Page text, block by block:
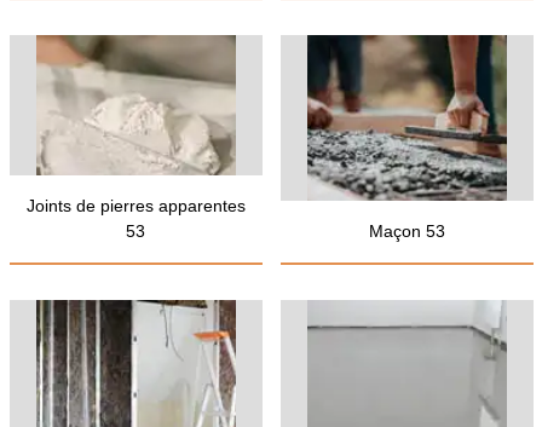
Joints de pierres apparentes
53
Maçon 53